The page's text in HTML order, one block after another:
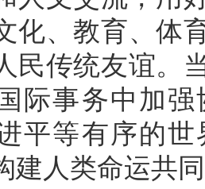
化、教育、体
民传统友谊。
际事务中加
平等有序的
建人类命运共